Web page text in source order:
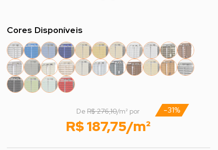
Cores Disponíveis
DeR$ 276,10/m² por -31%
R$ 187,75/m²